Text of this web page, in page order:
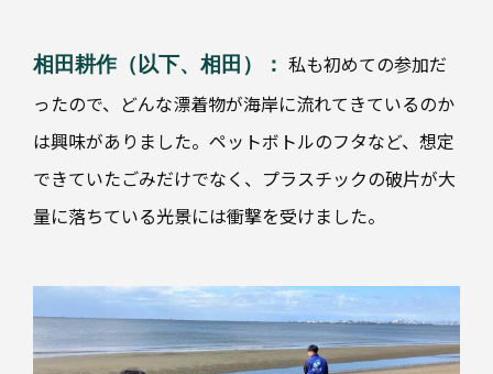
相田耕作（以下、相田）： 私も初めての参加だ
ったので、どんな漂着物が海岸に流れてきているのか
は興味がありました。ペットボトルのフタなど、想定
できていたごみだけでなく、プラスチックの破片が大
量に落ちている光景には衝撃を受けました。
地
球
に
や
さ
し
材
料
工